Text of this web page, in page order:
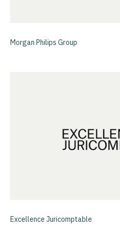
Morgan Philips Group
Excellence Juricomptable